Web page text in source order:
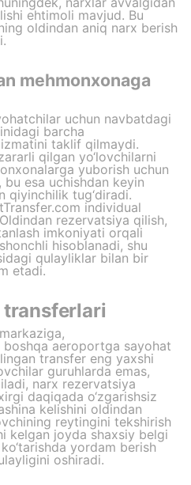
ehtimoli mavjud. Bu
oldindan aniq narx berish
mehmonxonaga
uchun navbatdagi
barcha
taklif qilmaydi.
qilgan yo‘lovchilarni
yuborish uchun
bu esa uchishdan keyin
qiyinchilik tug‘diradi.
individual
rezervatsiya qilish,
imkoniyati orqali
hisoblanadi, shu
qulayliklar bilan bir
etadi.
transferlari
aeroportga sayohat
transfer eng yaxshi
guruhlarda emas,
narx rezervatsiya
daqiqada o‘zgarishsiz
kelishini oldindan
reytingini tekshirish
kelgan joyda shaxsiy belgi
yordam berish
oshiradi.